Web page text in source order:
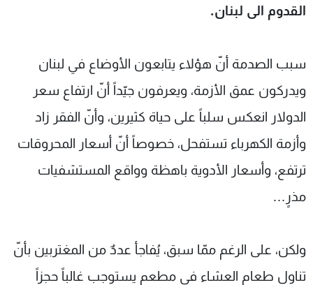
القدوم الى لبنان.
سبب الصدمة أنّ هؤلاء يتابعون الأوضاع في لبنان
ويدركون عمق الأزمة، ويعرفون جيّداً أنّ ارتفاع سعر
الدولار انعكس سلباً على حياة كثيرين، وأنّ الفقر زاد
وأزمة الكهرباء تستفحل، خصوصاً أنّ أسعار المحروقات
ترتفع، وأسعار الأدوية باهظة وواقع المستشفيات
مذرٍ…
ولكن، على الرغم ممّا سبق، يُفاجأ عددٌ من المغتربين بأنّ
تناول طعام العشاء في مطعم يستوجب غالباً حجزاً
الترددات
الإنـتـاج
تواصل معنا
شروط الإسـتخدام
سياسة الخصوصية